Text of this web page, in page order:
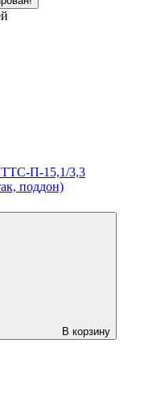
П-15,1/3,3
поддон)
В корзину